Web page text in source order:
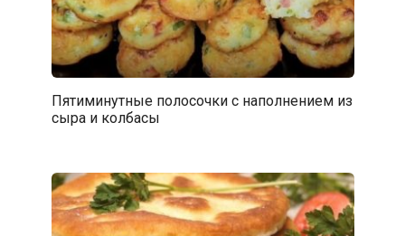
Пятиминутные полосочки с наполнением из
сыра и колбасы